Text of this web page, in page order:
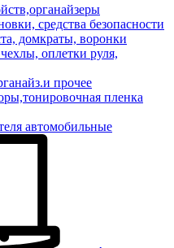
средства безопасности
домкраты, воронки
оплетки руля,
прочее
пленка
автомобильные